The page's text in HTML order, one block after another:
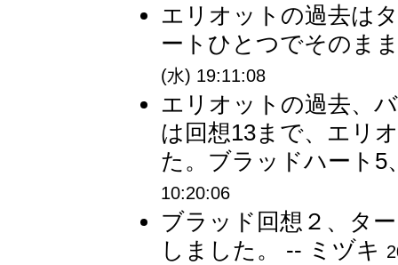
エリオットの過去は
ートひとつでそのま
(水) 19:11:08
エリオットの過去、
は回想13まで、エリ
た。ブラッドハート
10:20:06
ブラッド回想２、タ
しました。 -- ミヅキ